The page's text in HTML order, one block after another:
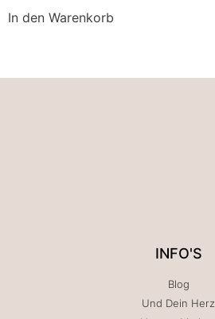
In den Warenkorb
INFO'S
Blog
Und Dein Herz